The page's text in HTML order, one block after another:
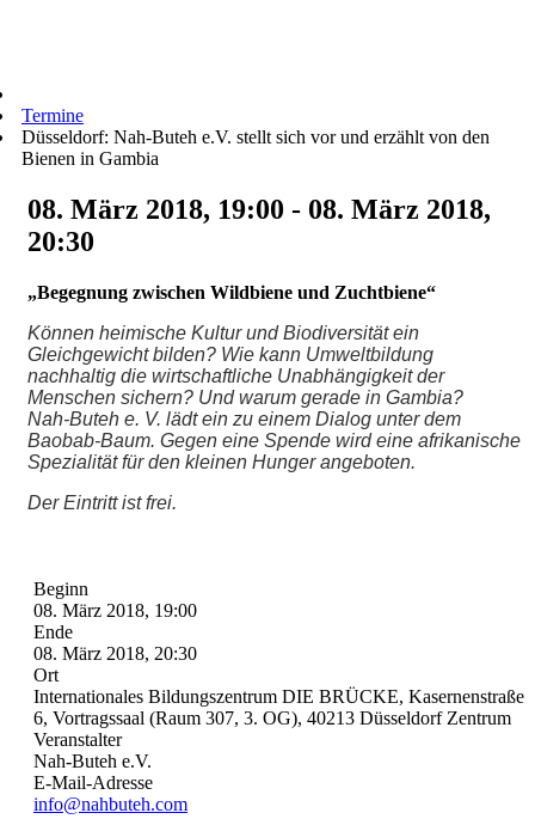
Termine
Düsseldorf: Nah-Buteh e.V. stellt sich vor und erzählt von den
Bienen in Gambia
08. März 2018, 19:00 - 08. März 2018,
20:30
„Begegnung zwischen Wildbiene und Zuchtbiene“
Können heimische Kultur und Biodiversität ein
Gleichgewicht bilden? Wie kann Umweltbildung
nachhaltig die wirtschaftliche Unabhängigkeit der
Menschen sichern? Und warum gerade in Gambia?
Nah-Buteh e. V. lädt ein zu einem Dialog unter dem
Baobab-Baum. Gegen eine Spende wird eine afrikanische
Spezialität für den kleinen Hunger angeboten.
Der Eintritt ist frei.
Beginn
08. März 2018, 19:00
Ende
08. März 2018, 20:30
Ort
Internationales Bildungszentrum DIE BRÜCKE, Kasernenstraße
6, Vortragssaal (Raum 307, 3. OG), 40213 Düsseldorf Zentrum
Veranstalter
Nah-Buteh e.V.
E-Mail-Adresse
info@nahbuteh.com